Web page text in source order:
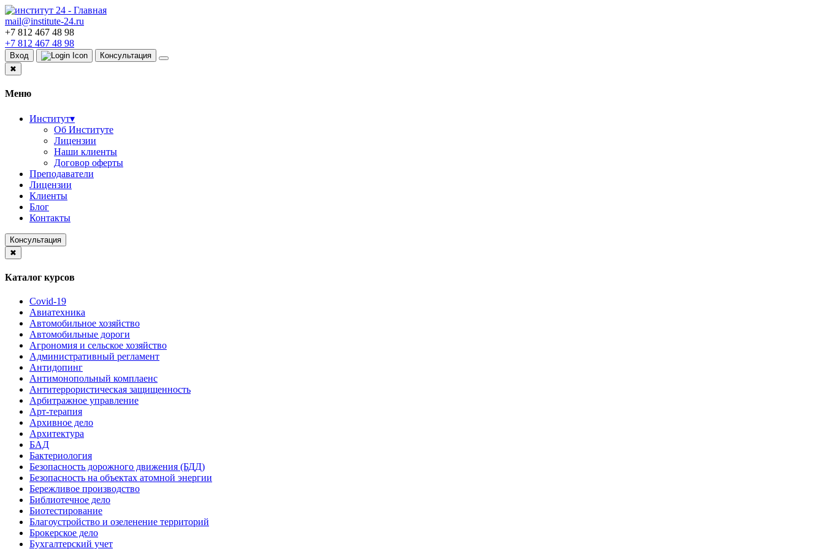
mail@institute-24.ru
+7 812 467 48 98
+7 812 467 48 98
Вход
Консультация
✖
Меню
Институт▾
Об Институте
Лицензии
Наши клиенты
Договор оферты
Преподаватели
Лицензии
Клиенты
Блог
Контакты
Консультация
✖
Каталог курсов
Covid-19
Авиатехника
Автомобильное хозяйство
Автомобильные дороги
Агрономия и сельское хозяйство
Административный регламент
Антидопинг
Антимонопольный комплаенс
Антитеррористическая защищенность
Арбитражное управление
Арт-терапия
Архивное дело
Архитектура
БАД
Бактериология
Безопасность дорожного движения (БДД)
Безопасность на объектах атомной энергии
Бережливое производство
Библиотечное дело
Биотестирование
Благоустройство и озеленение территорий
Брокерское дело
Бухгалтерский учет